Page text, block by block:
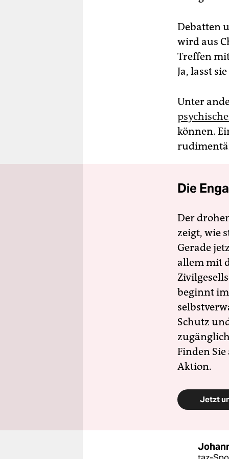
Debatten
wird aus
Treffen
Ja, lasst
Unter
können.
Die
Der
zeigt, wie
Gerade
allem mit
beginnt
Schutz
Finden
Aktion.
Jetzt